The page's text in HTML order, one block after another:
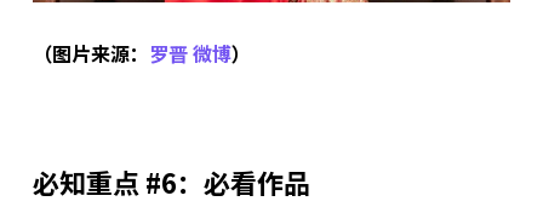
（图片来源： 罗晋 微博）
必知重点 #6：必看作品